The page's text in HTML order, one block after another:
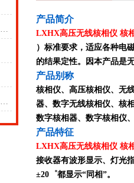
怎么使用无线核相器来进行核相工作呢？
有线核相器的使用跟无线核相器大同小异
产品简介
LXHX高压无线核相仪 核
）标准要求，适应各种电
的结果定性。因本产品是
产品别称
核相仪、高压核相仪、无
器、数字无线核相仪、核
数字核相器、数字核相仪
产品特征
LXHX高压无线核相仪 核
接收器有波形显示、灯光
±20゜都显示“同相”。